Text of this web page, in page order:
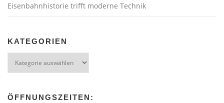
Eisenbahnhistorie trifft moderne Technik
KATEGORIEN
ÖFFNUNGSZEITEN: